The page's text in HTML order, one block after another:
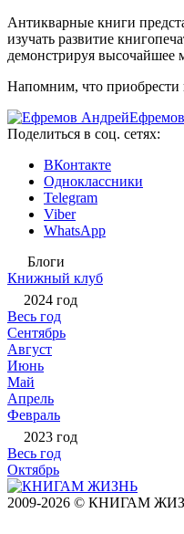
Антикварные книги
изучать развитие
демонстрируя высочайшее
Напомним, что приобрести
Поделиться в соц. сетях:
ВКонтакте
Одноклассники
Telegram
Viber
WhatsApp
Блоги
Книжный клуб
2024 год
Весь год
Сентябрь
Август
Июнь
Май
Апрель
Февраль
2023 год
Весь год
Октябрь
2009-2026 © КНИГАМ ЖИЗНЬ